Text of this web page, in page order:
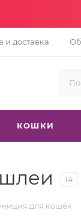
и доставка
КОШКИ
14
для кошек